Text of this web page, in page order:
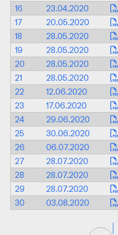
16
23.04.2020
17
20.05.2020
18
28.05.2020
19
28.05.2020
20
28.05.2020
21
28.05.2020
22
12.06.2020
23
17.06.2020
24
29.06.2020
25
30.06.2020
26
06.07.2020
27
28.07.2020
28
28.07.2020
29
28.07.2020
30
03.08.2020